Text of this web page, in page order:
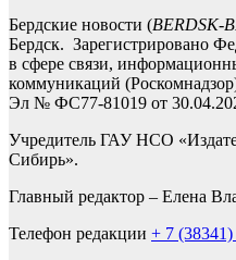
Бердские новости (BERDSK-
Бердск. Зарегистрировано
в сфере связи,
коммуникаций
Эл № ФС77-81019 от
Учредитель ГАУ НСО
Сибирь».
Главный редактор – Елена
Телефон редакции + 7